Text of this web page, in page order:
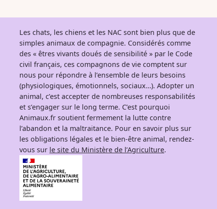
Les chats, les chiens et les NAC sont bien plus que de
simples animaux de compagnie. Considérés comme
des « êtres vivants doués de sensibilité » par le Code
civil français, ces compagnons de vie comptent sur
nous pour répondre à l’ensemble de leurs besoins
(physiologiques, émotionnels, sociaux…). Adopter un
animal, c’est accepter de nombreuses responsabilités
et s’engager sur le long terme. C’est pourquoi
Animaux.fr soutient fermement la lutte contre
l’abandon et la maltraitance. Pour en savoir plus sur
les obligations légales et le bien-être animal, rendez-
vous sur le site du Ministère de l’Agriculture.